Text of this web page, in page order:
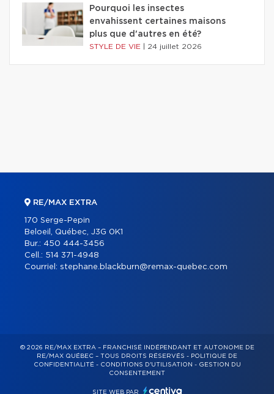
Pourquoi les insectes
envahissent certaines maisons
plus que d'autres en été?
STYLE DE VIE 24 juillet 2026
RE/MAX EXTRA
170 Serge-Pepin
Beloeil, Québec, J3G 0K1
Bur.: 450 444-3456
Cell.: 514 371-4948
Courriel: stephane.blackburn@remax-quebec.com
© 2026 RE/MAX EXTRA – FRANCHISÉ INDÉPENDANT ET AUTONOME DE
RE/MAX QUÉBEC – TOUS DROITS RÉSERVÉS - POLITIQUE DE
CONFIDENTIALITÉ- CONDITIONS D'UTILISATION - GESTION DU
CONSENTEMENT
SITE WEB PAR